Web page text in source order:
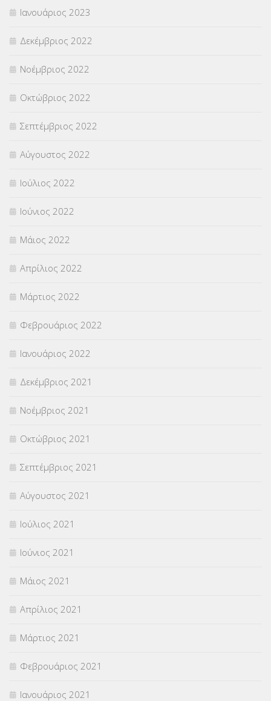
Ιανουάριος 2023
Δεκέμβριος 2022
Νοέμβριος 2022
Οκτώβριος 2022
Σεπτέμβριος 2022
Αύγουστος 2022
Ιούλιος 2022
Ιούνιος 2022
Μάιος 2022
Απρίλιος 2022
Μάρτιος 2022
Φεβρουάριος 2022
Ιανουάριος 2022
Δεκέμβριος 2021
Νοέμβριος 2021
Οκτώβριος 2021
Σεπτέμβριος 2021
Αύγουστος 2021
Ιούλιος 2021
Ιούνιος 2021
Μάιος 2021
Απρίλιος 2021
Μάρτιος 2021
Φεβρουάριος 2021
Ιανουάριος 2021